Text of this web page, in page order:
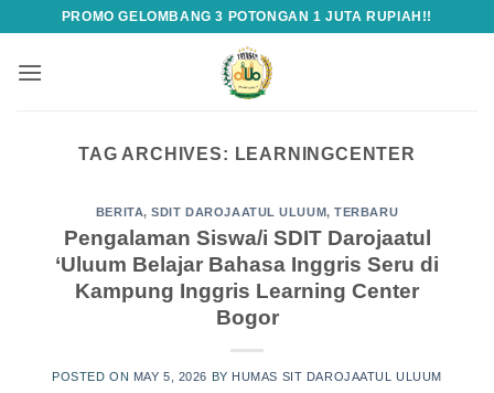
content
PROMO GELOMBANG 3 POTONGAN 1 JUTA RUPIAH!!
TAG ARCHIVES: LEARNINGCENTER
BERITA,SDIT DAROJAATUL ULUUM,TERBARU
Pengalaman Siswa/i SDIT Darojaatul
‘Uluum Belajar Bahasa Inggris Seru di
Kampung Inggris Learning Center
Bogor
POSTED ON MAY 5, 2026 BY HUMAS SIT DAROJAATUL ULUUM